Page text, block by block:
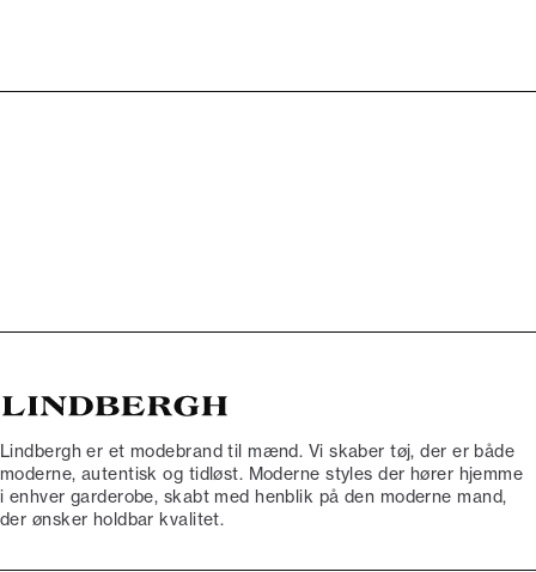
Lindbergh er et modebrand til mænd. Vi skaber tøj, der er både
moderne, autentisk og tidløst. Moderne styles der hører hjemme
i enhver garderobe, skabt med henblik på den moderne mand,
der ønsker holdbar kvalitet.